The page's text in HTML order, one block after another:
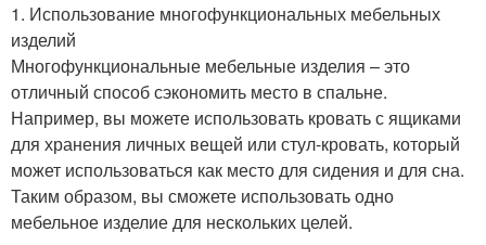
1. Использование многофункциональных мебельных
изделий
Многофункциональные мебельные изделия – это
отличный способ сэкономить место в спальне.
Например, вы можете использовать кровать с ящиками
для хранения личных вещей или стул-кровать, который
может использоваться как место для сидения и для сна.
Таким образом, вы сможете использовать одно
мебельное изделие для нескольких целей.